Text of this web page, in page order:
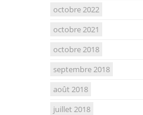
octobre 2022
octobre 2021
octobre 2018
septembre 2018
août 2018
juillet 2018